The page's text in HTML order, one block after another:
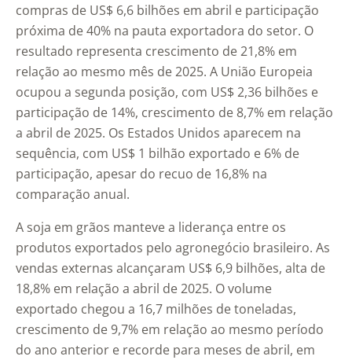
compras de US$ 6,6 bilhões em abril e participação
próxima de 40% na pauta exportadora do setor. O
resultado representa crescimento de 21,8% em
relação ao mesmo mês de 2025. A União Europeia
ocupou a segunda posição, com US$ 2,36 bilhões e
participação de 14%, crescimento de 8,7% em relação
a abril de 2025. Os Estados Unidos aparecem na
sequência, com US$ 1 bilhão exportado e 6% de
participação, apesar do recuo de 16,8% na
comparação anual.
A soja em grãos manteve a liderança entre os
produtos exportados pelo agronegócio brasileiro. As
vendas externas alcançaram US$ 6,9 bilhões, alta de
18,8% em relação a abril de 2025. O volume
exportado chegou a 16,7 milhões de toneladas,
crescimento de 9,7% em relação ao mesmo período
do ano anterior e recorde para meses de abril, em